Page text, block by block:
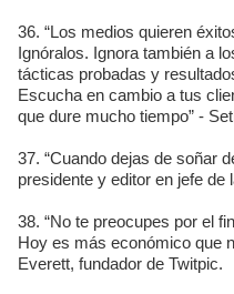
36. “Los medios quieren
Ignóralos. Ignora también a
tácticas probadas y
Escucha en cambio a tus
que dure mucho tiempo” -
37. “Cuando dejas de soñar
presidente y editor en jefe de
38. “No te preocupes por el
Hoy es más económico que
Everett, fundador de Twitpic.